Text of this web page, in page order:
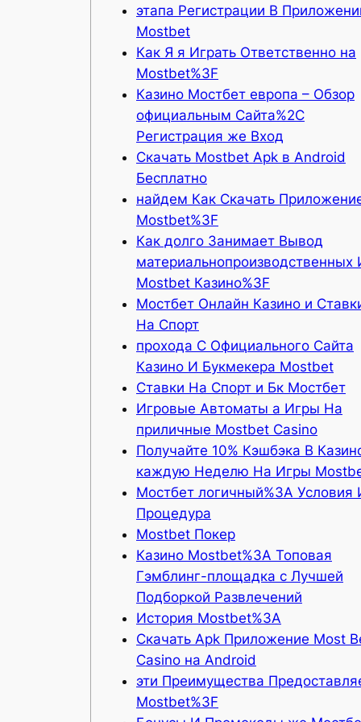
этапа Регистрации В
Mostbet
Как Я я Играть Ответственно на
Mostbet%3F
Казино Мостбет европа – Обзор
официальным Сайта%2C
Регистрация же Вход
Скачать Mostbet Apk в Android
Бесплатно
найдем Как Скачать
Mostbet%3F
Как долго Занимает Вывод
материальнопроизводственных
Mostbet Казино%3F
Мостбет Онлайн Казино и
На Спорт
прохода С Официального Сайта
Казино И Букмекера Mostbet
Ставки На Спорт и Бк Мостбет
Игровые Автоматы а Игры На
приличные Mostbet Casino
Получайте 10% Кэшбэка В
каждую Неделю На Игры
Мостбет логичный%3A Условия
Процедура
Mostbet Покер
Казино Mostbet%3A Топовая
Гэмблинг-площадка с Лучшей
Подборкой Развлечений
История Mostbet%3A
Скачать Apk Приложение Most
Casino на Android
эти Преимущества
Mostbet%3F